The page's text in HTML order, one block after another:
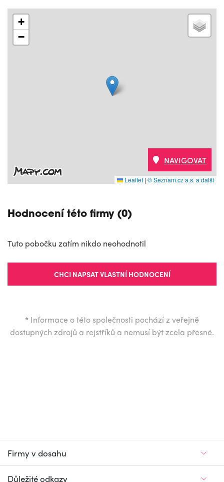
+
−
Leaflet | © Seznam.cz a.s. a další
NAVIGOVAT
Hodnocení této firmy (0)
Tuto pobočku zatím nikdo neohodnotil
CHCI NAPSAT VLASTNÍ HODNOCENÍ
* Informace o této společnosti pochází z veřejně
dostupných zdrojů a rejstříků a nemusí být zcela přesné.
Firmy v dosahu
Důležité odkazy